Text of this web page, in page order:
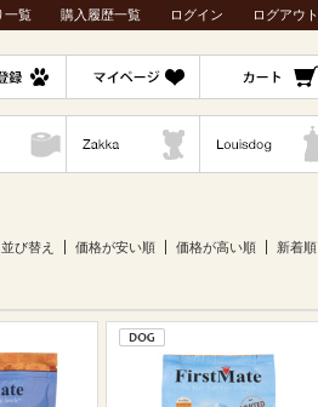
ログアウト
ログイン
購入履歴一覧
一覧
並び替え 価格が安い順 価格が高い順 新着順